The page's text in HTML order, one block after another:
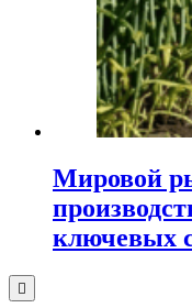
Мировой
ключевых